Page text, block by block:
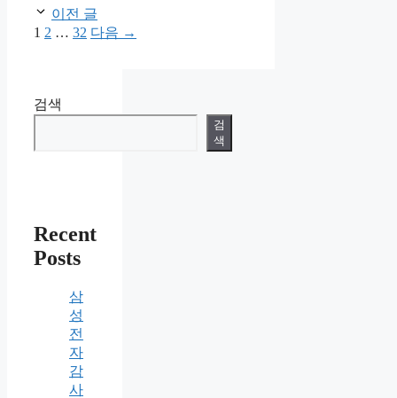
이전 글
페
1 페
2 … 페
32 다음 →
검색
검
색
Recent
Posts
삼
성
전
자
감
사